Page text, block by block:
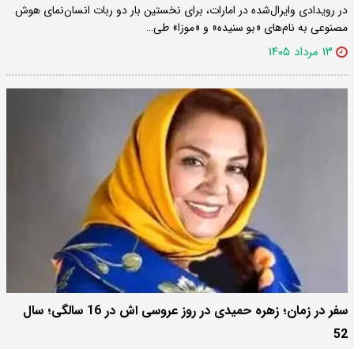
در رویدادی وایرال‌شده در امارات، برای نخستین بار دو ربات انسان‌نمای هوش
مصنوعی به نام‌های «بو سنیده» و «موزا» طی…
۱۳ مرداد ۱۴۰۵
سفر در زمان؛ زهره حمیدی در روز عروسی اش در 16 سالگی؛ سال
52